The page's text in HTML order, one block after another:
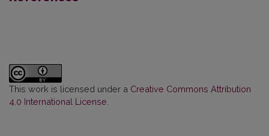
This work is licensed under a Creative Commons Attribution
4.0 International License